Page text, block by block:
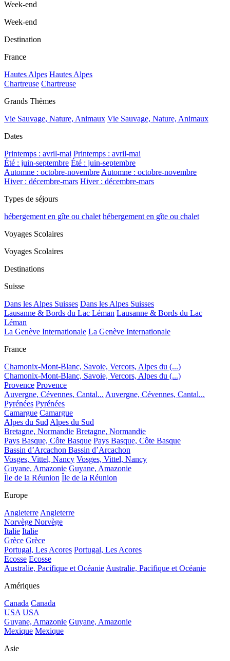
Week-end
Week-end
Destination
France
Hautes Alpes Hautes Alpes
Chartreuse Chartreuse
Grands Thèmes
Vie Sauvage, Nature, Animaux Vie Sauvage, Nature, Animaux
Dates
Printemps : avril-mai Printemps : avril-mai
Été : juin-septembre Été : juin-septembre
Automne : octobre-novembreAutomne : octobre-novembre
Hiver : décembre-mars Hiver : décembre-mars
Types de séjours
hébergement en gîte ou chalet hébergement en gîte ou chalet
Voyages Scolaires
Voyages Scolaires
Destinations
Suisse
Dans les Alpes Suisses Dans les Alpes Suisses
Lausanne & Bords du Lac Léman Lausanne & Bords du Lac
Léman
La Genève Internationale La Genève Internationale
France
Chamonix-Mont-Blanc, Savoie, Vercors, Alpes du (...)
Chamonix-Mont-Blanc, Savoie, Vercors, Alpes du (...)
Provence Provence
Auvergne, Cévennes, Cantal... Auvergne, Cévennes, Cantal...
Pyrénées Pyrénées
Camargue Camargue
Alpes du SudAlpes du Sud
Bretagne, Normandie Bretagne, Normandie
Pays Basque, Côte Basque Pays Basque, Côte Basque
Bassin d’Arcachon Bassin d’Arcachon
Vosges, Vittel, Nancy Vosges, Vittel, Nancy
Guyane, Amazonie Guyane, Amazonie
Île de la Réunion Île de la Réunion
Europe
AngleterreAngleterre
Norvège Norvège
Italie Italie
Grèce Grèce
Portugal, Les Acores Portugal, Les Acores
Ecosse Ecosse
Australie, Pacifique et OcéanieAustralie, Pacifique et Océanie
Amériques
Canada Canada
USA USA
Guyane, Amazonie Guyane, Amazonie
Mexique Mexique
Asie